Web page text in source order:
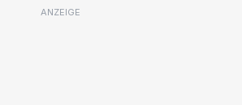
ANZEIGE